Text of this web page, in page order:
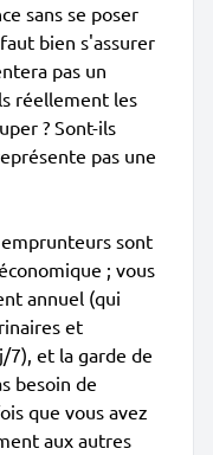
sans se poser
bien s'assurer
pas un
réellement les
? Sont-ils
pas une
sont
; vous
annuel (qui
et
7), et la garde de
besoin de
que vous avez
aux autres